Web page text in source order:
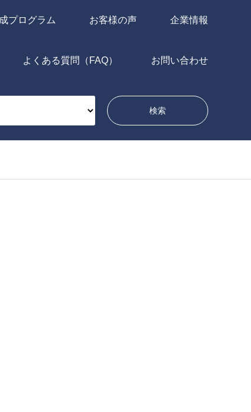
プログラム お客様の声 企業情報
よくある質問（FAQ） お問い合わせ